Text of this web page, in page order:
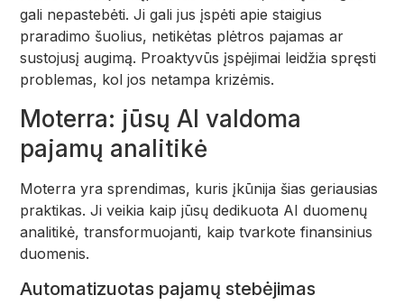
gali nepastebėti. Ji gali jus įspėti apie staigius
praradimo šuolius, netikėtas plėtros pajamas ar
sustojusį augimą. Proaktyvūs įspėjimai leidžia spręsti
problemas, kol jos netampa krizėmis.
Moterra: jūsų AI valdoma
pajamų analitikė
Moterra yra sprendimas, kuris įkūnija šias geriausias
praktikas. Ji veikia kaip jūsų dedikuota AI duomenų
analitikė, transformuojanti, kaip tvarkote finansinius
duomenis.
Automatizuotas pajamų stebėjimas